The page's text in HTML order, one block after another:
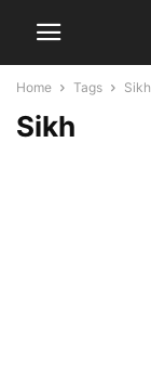
Home Tags Sikh
Sikh